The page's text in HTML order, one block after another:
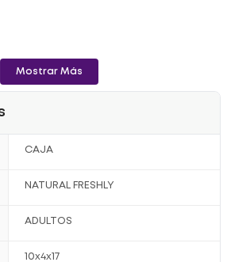
Mostrar Más
CAJA
NATURAL FRESHLY
ADULTOS
10x4x17